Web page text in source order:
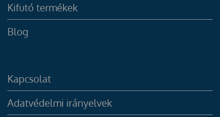
Kifutó termékek
Blog
Kapcsolat
Adatvédelmi irányelvek